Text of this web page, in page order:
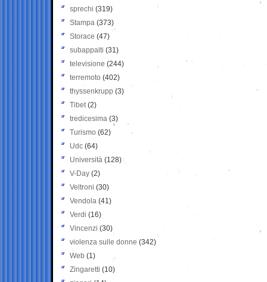
sprechi (319)
Stampa (373)
Storace (47)
subappalti (31)
televisione(244)
terremoto (402)
thyssenkrupp (3)
Tibet(2)
tredicesima (3)
Turismo (62)
Udc (64)
Università (128)
V-Day (2)
Veltroni (30)
Vendola (41)
Verdi (16)
Vincenzi (30)
violenza sulle donne (342)
Web (1)
Zingaretti (10)